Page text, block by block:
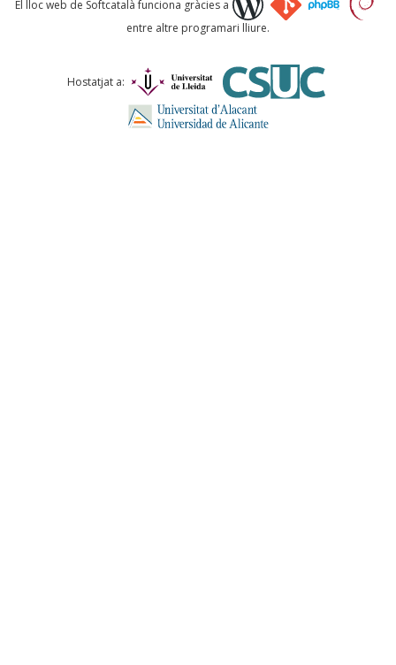
Comentari *
El lloc web de Softcatalà funciona gràcies a
entre altre programari lliure.
Hostatjat a: